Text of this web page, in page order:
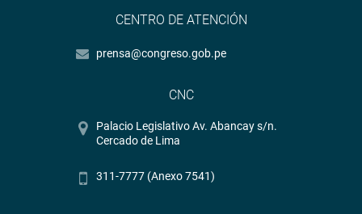
CENTRO DE ATENCIÓN
prensa@congreso.gob.pe
CNC
Palacio Legislativo Av. Abancay s/n.
Cercado de Lima
311-7777 (Anexo 7541)